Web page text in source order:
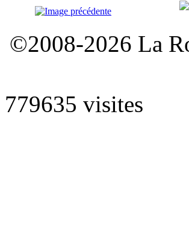
©2008-2026 La
779635 visites